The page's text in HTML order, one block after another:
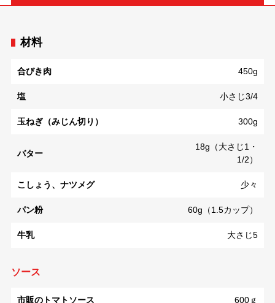
材料
合びき肉 450g
塩 小さじ3/4
玉ねぎ（みじん切り） 300g
バター
18g（大さじ1・
1/2）
こしょう、ナツメグ 少々
パン粉 60g（1.5カップ）
牛乳 大さじ5
ソース
市販のトマトソース 600ｇ